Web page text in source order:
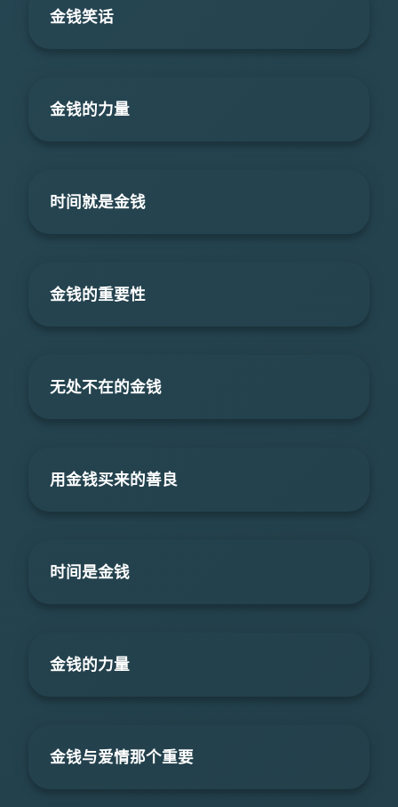
金钱笑话
金钱的力量
时间就是金钱
金钱的重要性
无处不在的金钱
用金钱买来的善良
时间是金钱
金钱的力量
金钱与爱情那个重要